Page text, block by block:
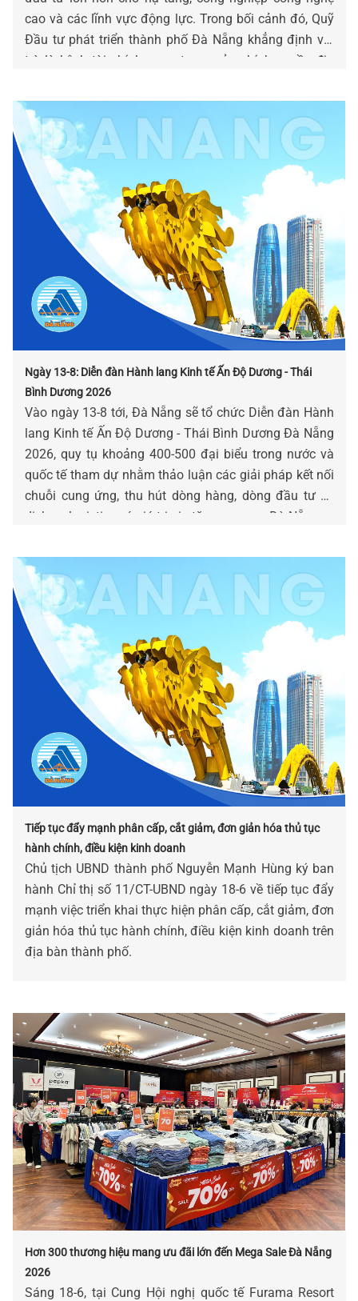
cao và các lĩnh vực động lực. Trong bối cảnh đó, Quỹ
Đầu tư phát triển thành phố Đà Nẵng khẳng định vai
trò là kênh tài chính quan trọng của chính quyền địa
nâng cao năng lực hỗ trợ doanh nghiệp.
Ngày 13-8: Diễn đàn Hành lang Kinh tế Ấn Độ Dương - Thái
Bình Dương 2026
Vào ngày 13-8 tới, Đà Nẵng sẽ tổ chức Diễn đàn Hành
lang Kinh tế Ấn Độ Dương - Thái Bình Dương Đà Nẵng
2026, quy tụ khoảng 400-500 đại biểu trong nước và
quốc tế tham dự nhằm thảo luận các giải pháp kết nối
chuỗi cung ứng, thu hút dòng hàng, dòng đầu tư và
dịch vụ logistics có giá trị gia tăng cao qua Đà Nẵng.
Tiếp tục đẩy mạnh phân cấp, cắt giảm, đơn giản hóa thủ tục
hành chính, điều kiện kinh doanh
Chủ tịch UBND thành phố Nguyễn Mạnh Hùng ký ban
hành Chỉ thị số 11/CT-UBND ngày 18-6 về tiếp tục đẩy
mạnh việc triển khai thực hiện phân cấp, cắt giảm, đơn
giản hóa thủ tục hành chính, điều kiện kinh doanh trên
địa bàn thành phố.
Hơn 300 thương hiệu mang ưu đãi lớn đến Mega Sale Đà Nẵng
2026
Sáng 18-6, tại Cung Hội nghị quốc tế Furama Resort